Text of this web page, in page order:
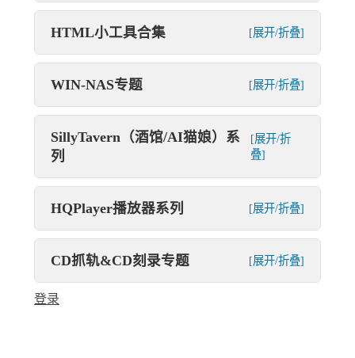
HTML小工具合集 [展开/折叠]
WIN-NAS专题 [展开/折叠]
SillyTavern（酒馆/AI猫娘）系
列
[展开/折
叠]
HQPlayer播放器系列 [展开/折叠]
CD抓轨&CD刻录专题 [展开/折叠]
登录